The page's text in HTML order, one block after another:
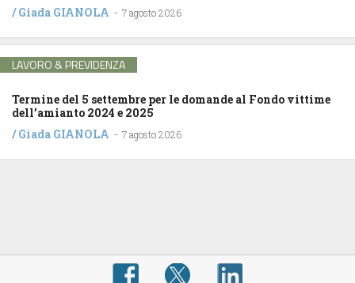
/Giada GIANOLA - 7 agosto 2026
LAVORO & PREVIDENZA
Termine del 5 settembre per le domande al Fondo vittime
dell’amianto 2024 e 2025
/Giada GIANOLA - 7 agosto 2026